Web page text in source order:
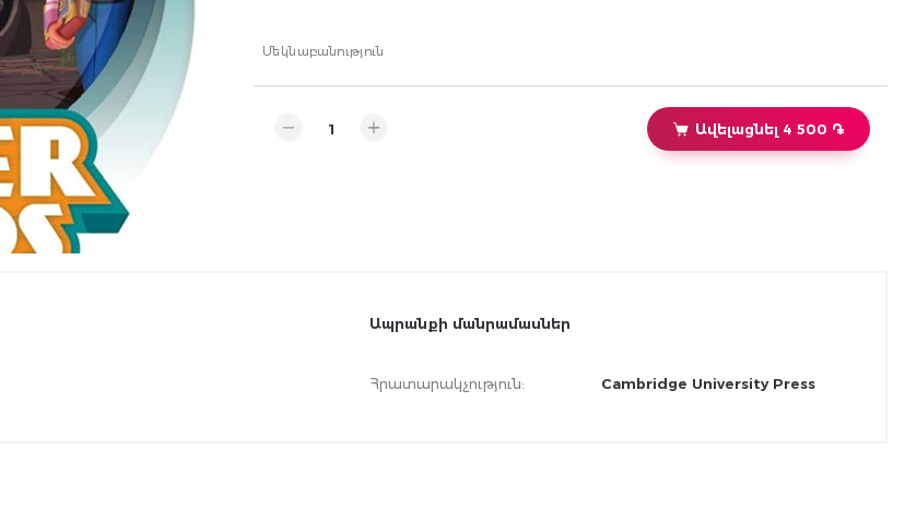
Մեկնաբանություն
Ավելացնել 4 500 ֏
Ապրանքի մանրամասներ
Հրատարակչություն: Cambridge University Press